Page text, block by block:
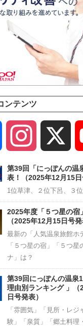
ンテンツ
Facebook Instagram
第39回「にっぽんの温
表！（2025年12月15日
1位草津、２位下呂、３
2025年度「５つ星の宿
（2025年12月15日号発
最新の「人気温泉旅館ホ
「５つ星の宿」「５つ星
ナ」は？
第39回にっぽんの温泉
理由別ランキング 」（
日号発表）
「雰囲気」「見所・レジ
験」「泉質」「郷土料理